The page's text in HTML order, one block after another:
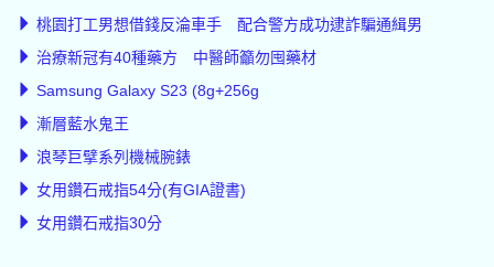
桃園打工男想借錢反淪車手 配合警方成功逮詐騙通緝男
治療新冠有40種藥方 中醫師籲勿囤藥材
Samsung Galaxy S23 (8g+256g
漸層藍水鬼王
浪琴巨擘系列機械腕錶
女用鑽石戒指54分(有GIA證書)
女用鑽石戒指30分